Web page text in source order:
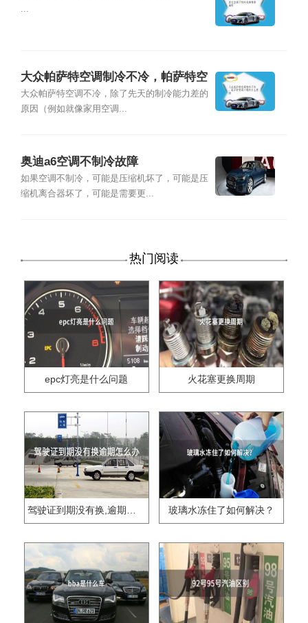
...
大众帕萨特空调制冷不冷，帕萨特空
调不制冷什么原因
大众帕萨特空调不冷，除了先天的制冷能力差的
原因（例如就像家用空调...
奥迪a6空调不制冷故障
如果空调不制冷，可能是压缩机坏了，可能是压
缩机离合器坏了，可能是需要更...
热门阅读
epc灯亮是什么问题 火花塞更换周期
驾驶证到期没有换,逾期怎么办?? 玻璃水冻住了如何解决？